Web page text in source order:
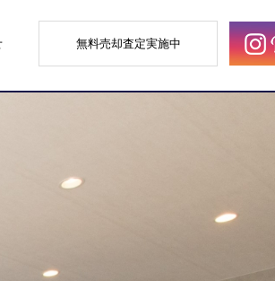
無料売却査定実施中